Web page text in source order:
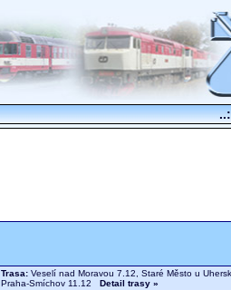
Trasa: Veselí nad Moravou 7.12, Staré Město u
Praha-Smíchov 11.12 Detail trasy »